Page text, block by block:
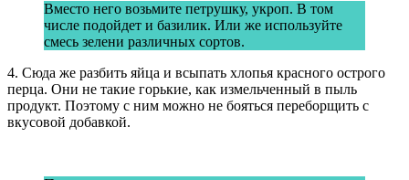
Вместо него возьмите петрушку, укроп. В том
числе подойдет и базилик. Или же используйте
смесь зелени различных сортов.
4. Сюда же разбить яйца и всыпать хлопья красного острого
перца. Они не такие горькие, как измельченный в пыль
продукт. Поэтому с ним можно не бояться переборщить с
вкусовой добавкой.